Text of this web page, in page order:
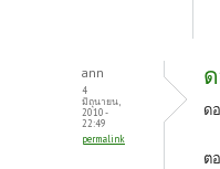
ann
4
มิถุนายน,
2010 -
22:49
permalink
ด
ต